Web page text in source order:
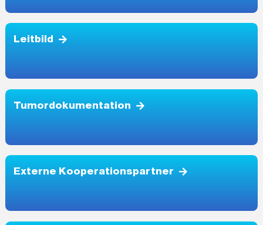
Leitbild
Tumordokumentation
Externe Kooperationspartner